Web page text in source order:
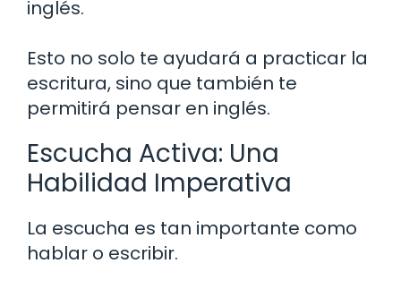
inglés.
Esto no solo te ayudará a practicar la
escritura, sino que también te
permitirá pensar en inglés.
Escucha Activa: Una
Habilidad Imperativa
La escucha es tan importante como
hablar o escribir.